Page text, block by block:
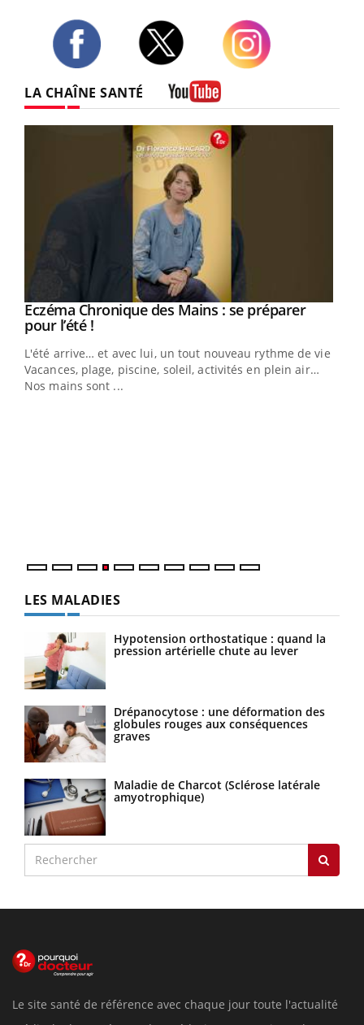
LA CHAÎNE SANTÉ
Youtube
Eczéma Chronique des Mains : se préparer
pour l’été !Youtube
L'été arrive… et avec lui, un tout nouveau rythme de vie !
Vacances, plage, piscine, soleil, activités en plein air…
Nos mains sont ...
LES MALADIES
Hypotension orthostatique : quand la
pression artérielle chute au lever
Drépanocytose : une déformation des
globules rouges aux conséquences
graves
Maladie de Charcot (Sclérose latérale
amyotrophique)
Le site santé de référence avec chaque jour toute l'actualité